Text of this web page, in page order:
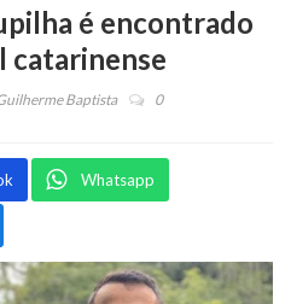
é encontrado
catarinense
Baptista 0
Whatsapp